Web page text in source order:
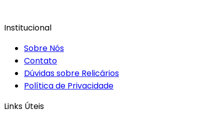
Institucional
Sobre Nós
Contato
Dúvidas sobre Relicários
Política de Privacidade
Links Úteis